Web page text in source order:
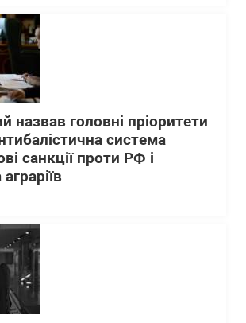
назвав головні пріоритети
система
санкції проти РФ і